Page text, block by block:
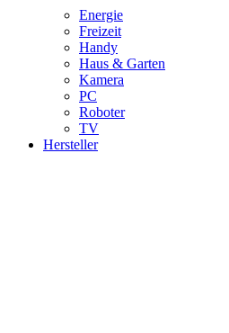
Energie
Freizeit
Handy
Haus & Garten
Kamera
PC
Roboter
TV
Hersteller